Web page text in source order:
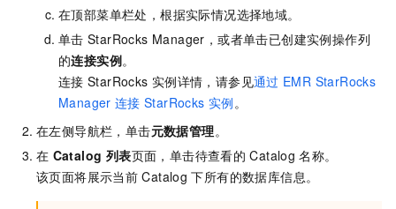
在顶部菜单栏处，根据实际情况选择地域。
单击 StarRocks Manager，或者单击已创建实例操作列
的连接实例。
连接 StarRocks 实例详情，请参见通过 EMR StarRocks
Manager 连接 StarRocks 实例。
在左侧导航栏，单击元数据管理。
在 Catalog 列表页面，单击待查看的 Catalog 名称。
该页面将展示当前 Catalog 下所有的数据库信息。